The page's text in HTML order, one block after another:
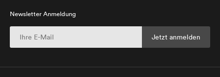
Newsletter Anmeldung